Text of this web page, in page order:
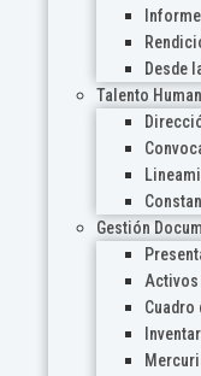
Desde
Talento
Gestión
Activos
Cuadro